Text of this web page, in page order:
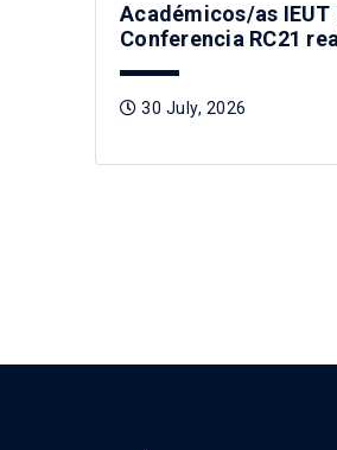
Académicos/as
Conferencia RC21
30 July, 2026